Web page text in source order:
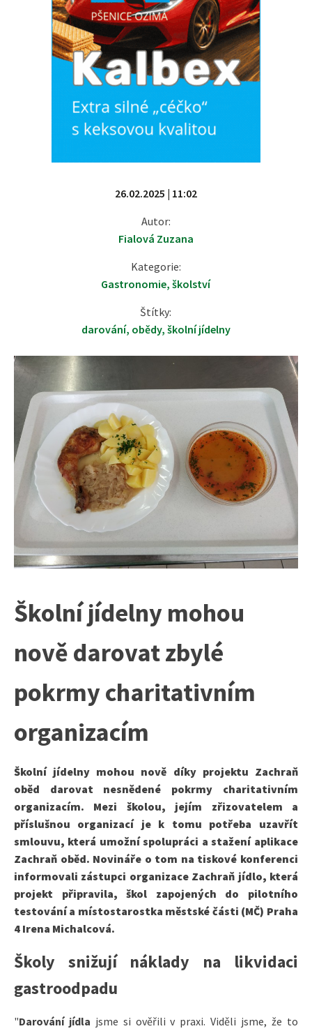
26.02.2025 | 11:02
Autor:
Fialová Zuzana
Kategorie:
Gastronomie,školství
Štítky:
darování, obědy, školní jídelny
Školní jídelny mohou
nově darovat zbylé
pokrmy charitativním
organizacím
Školní jídelny mohou nově díky projektu Zachraň
oběd darovat nesnědené pokrmy charitativním
organizacím. Mezi školou, jejím zřizovatelem a
příslušnou organizací je k tomu potřeba uzavřít
smlouvu, která umožní spolupráci a stažení aplikace
Zachraň oběd. Novináře o tom na tiskové konferenci
informovali zástupci organizace Zachraň jídlo, která
projekt připravila, škol zapojených do pilotního
testování a místostarostka městské části (MČ) Praha
4 Irena Michalcová.
Školy snižují náklady na likvidaci
gastroodpadu
"Darování jídla jsme si ověřili v praxi. Viděli jsme, že to